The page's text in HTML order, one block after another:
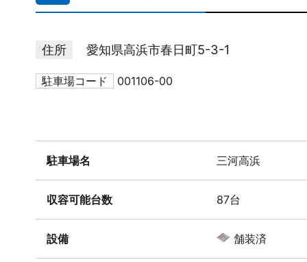
住所 愛知県高浜市春日町5-3-1
駐車場コード 001106-00
駐車場名 三河高浜
収容可能台数 87台
設備 舗装済